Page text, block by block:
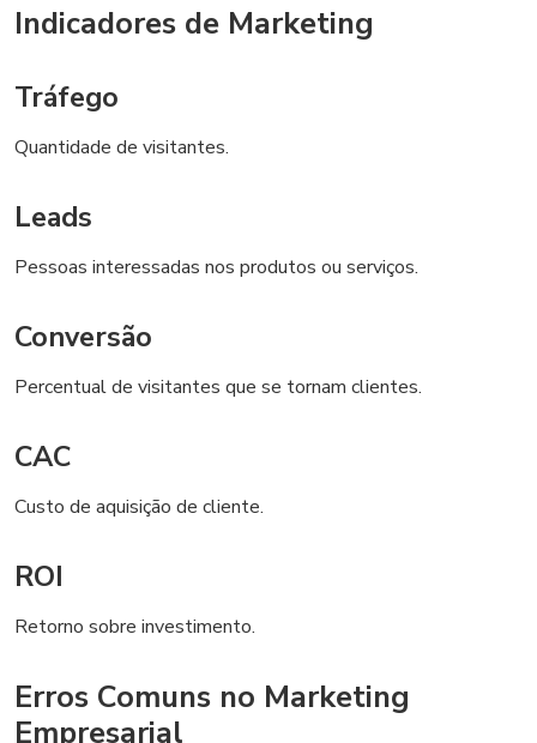
Indicadores de Marketing
Tráfego
Quantidade de visitantes.
Leads
Pessoas interessadas nos produtos ou serviços.
Conversão
Percentual de visitantes que se tornam clientes.
CAC
Custo de aquisição de cliente.
ROI
Retorno sobre investimento.
Erros Comuns no Marketing
Empresarial